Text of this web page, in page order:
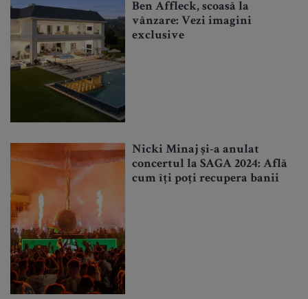
Ben Affleck, scoasă la
vânzare: Vezi imagini
exclusive
Nicki Minaj și-a anulat
concertul la SAGA 2024: Află
cum îți poți recupera banii